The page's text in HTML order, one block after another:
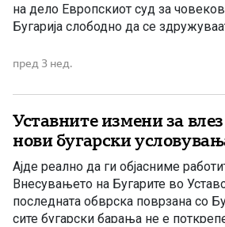
на дело Европскиот суд за
Бугарија слободно да се
пред 3 нед.
Уставните измени за
нови бугарски
Ајде реално да ги објасниме
Внесувањето на Бугарите во
последната обврска поврзана со
сите бугарски барања не е